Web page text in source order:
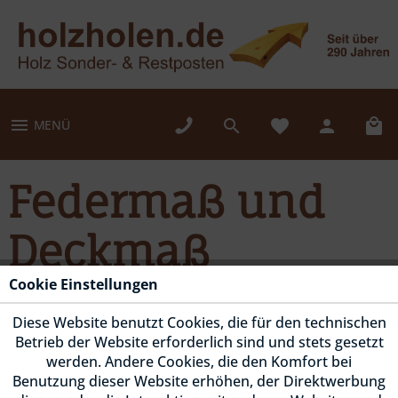
MENÜ
Federmaß und
Deckmaß
Bei gehobelten Brettern mit Nut und Feder (wie z.B.
Profilbrettern und Hobeldielen) unterscheidet man
zwischen zwei Maßen:
Das Federmaß...
Cookie Einstellungen
Diese Website benutzt Cookies, die für den technischen
Betrieb der Website erforderlich sind und stets gesetzt
werden. Andere Cookies, die den Komfort bei
Benutzung dieser Website erhöhen, der Direktwerbung